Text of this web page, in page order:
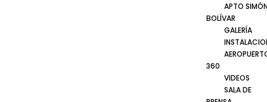
APTO
BOLÍVAR
GALERÍA
360
VIDEOS
SALA DE